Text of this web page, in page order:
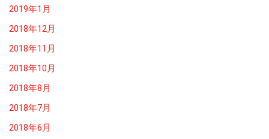
2019年1月
2018年12月
2018年11月
2018年10月
2018年8月
2018年7月
2018年6月